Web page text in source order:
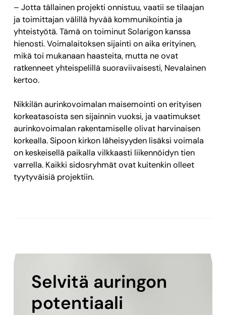
– Jotta tällainen projekti onnistuu, vaatii se tilaajan
ja toimittajan välillä hyvää kommunikointia ja
yhteistyötä. Tämä on toiminut Solarigon kanssa
hienosti. Voimalaitoksen sijainti on aika erityinen,
mikä toi mukanaan haasteita, mutta ne ovat
ratkenneet yhteispelillä suoraviivaisesti, Nevalainen
kertoo.
Nikkilän aurinkovoimalan maisemointi on erityisen
korkeatasoista sen sijainnin vuoksi, ja vaatimukset
aurinkovoimalan rakentamiselle olivat harvinaisen
korkealla. Sipoon kirkon läheisyyden lisäksi voimala
on keskeisellä paikalla vilkkaasti liikennöidyn tien
varrella. Kaikki sidosryhmät ovat kuitenkin olleet
tyytyväisiä projektiin.
Selvitä auringon
potentiaali